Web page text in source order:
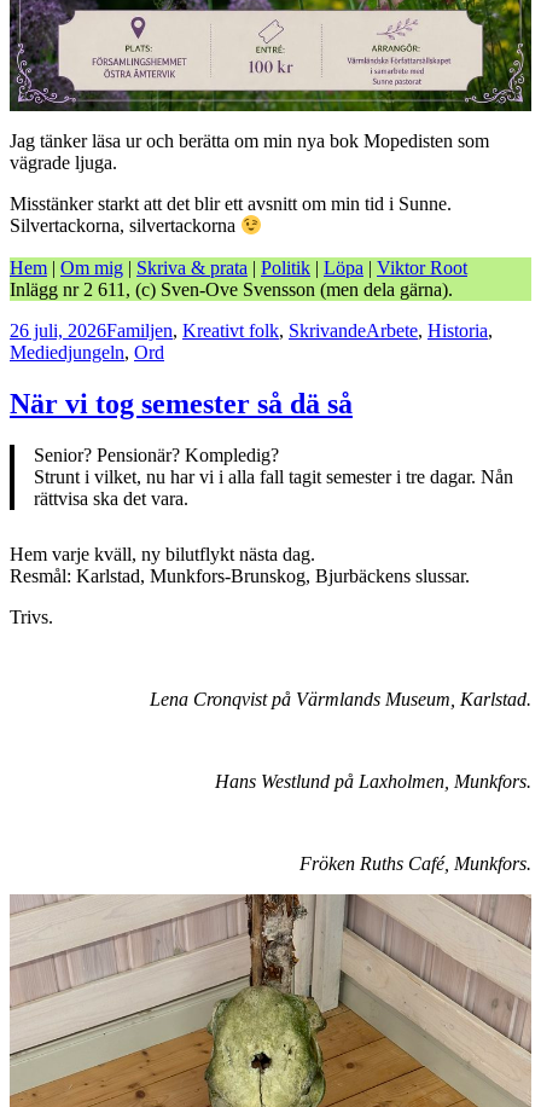
Jag tänker läsa ur och berätta om min nya bok Mopedisten som
vägrade ljuga.
Misstänker starkt att det blir ett avsnitt om min tid i Sunne.
Silvertackorna, silvertackorna
Hem | Om mig | Skriva & prata | Politik | Löpa | Viktor Root
Inlägg nr 2 611, (c) Sven-Ove Svensson (men dela gärna).
Postat
26 juli, 2026Kategorier
Familjen, Kreativt folk, SkrivandeTaggar
Arbete, Historia,
Mediedjungeln, Ord
När vi tog semester så dä så
Senior? Pensionär? Kompledig?
Strunt i vilket, nu har vi i alla fall tagit semester i tre dagar. Nån
rättvisa ska det vara.
Hem varje kväll, ny bilutflykt nästa dag.
Resmål: Karlstad, Munkfors-Brunskog, Bjurbäckens slussar.
Trivs.
Lena Cronqvist på Värmlands Museum, Karlstad.
Hans Westlund på Laxholmen, Munkfors.
Fröken Ruths Café, Munkfors.